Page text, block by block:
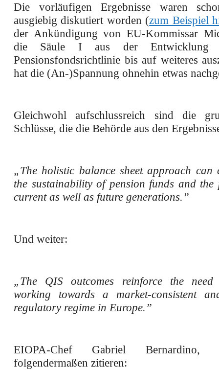
Die vorläufigen Ergebnisse waren
ausgiebig diskutiert worden (zum Beispiel
der Ankündigung von EU-Kommissar
die Säule I aus der Entwicklung
Pensionsfondsrichtlinie bis auf weiteres
hat die (An-)Spannung ohnehin etwas
Gleichwohl aufschlussreich sind die
Schlüsse, die die Behörde aus den
„The holistic balance sheet approach can
the sustainability of pension funds and the
current as well as future generations.”
Und weiter:
„The QIS outcomes reinforce the
working towards a market-consistent
regulatory regime in Europe.”
EIOPA-Chef Gabriel
folgendermaßen zitieren: